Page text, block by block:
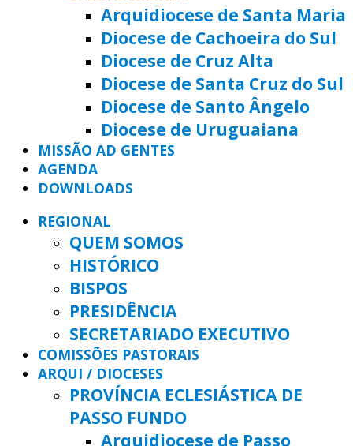
Arquidiocese de Santa Maria
Diocese de Cachoeira do Sul
Diocese de Cruz Alta
Diocese de Santa Cruz do Sul
Diocese de Santo Ângelo
Diocese de Uruguaiana
MISSÃO AD GENTES
AGENDA
DOWNLOADS
REGIONAL
QUEM SOMOS
HISTÓRICO
BISPOS
PRESIDÊNCIA
SECRETARIADO EXECUTIVO
COMISSÕES PASTORAIS
ARQUI / DIOCESES
PROVÍNCIA ECLESIÁSTICA DE
PASSO FUNDO
Arquidiocese de Passo